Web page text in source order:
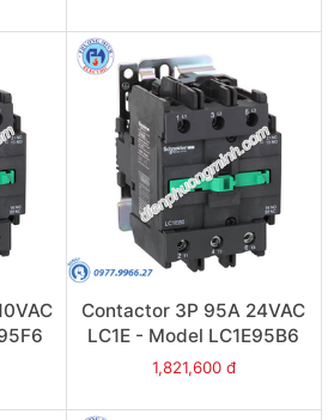
Contactor 3P 95A 24VAC
LC1E - Model LC1E95B6
1,821,600 đ